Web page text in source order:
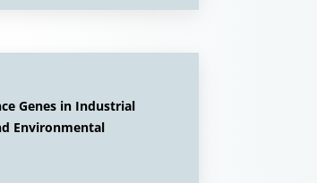
Genes in Industrial
Environmental